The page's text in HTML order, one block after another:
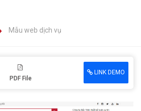
Mẫu web dịch vụ
PDF File
LINK DEMO